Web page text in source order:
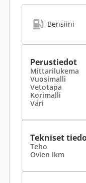
Bensiini
Perustiedot
Mittarilukema
Vuosimalli
Vetotapa
Korimalli
Väri
Tekniset
Teho
Ovien lkm